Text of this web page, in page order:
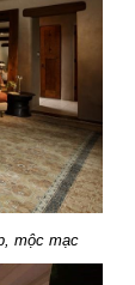
mộc mạc